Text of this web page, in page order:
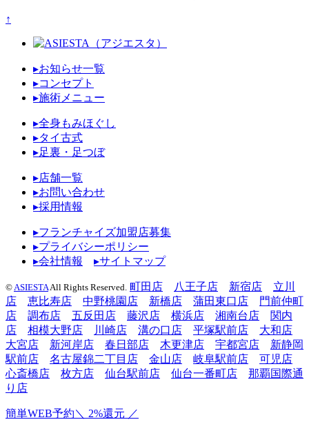
↑
▸お知らせ一覧
▸コンセプト
▸施術メニュー
▸全身もみほぐし
▸タイ古式
▸足裏・足つぼ
▸店舗一覧
▸お問い合わせ
▸採用情報
▸フランチャイズ加盟店募集
▸プライバシーポリシー
▸会社情報
▸サイトマップ
©ASIESTAAll Rights Reserved. 町田店 八王子店 新宿店
立川
店
恵比寿店 中野桃園店 新橋店 蒲田東口店
門前仲町
店
調布店 五反田店 藤沢店 横浜店 湘南台店
関内
店
相模大野店 川崎店 溝の口店 平塚駅前店
大和店
大宮店
新河岸店 春日部店 木更津店 宇都宮店
新静岡
駅前店
名古屋錦二丁目店 金山店 岐阜駅前店
可児店
心斎橋店
枚方店 仙台駅前店 仙台一番町店
那覇国際通
り店
簡単WEB予約＼ 2%還元 ／